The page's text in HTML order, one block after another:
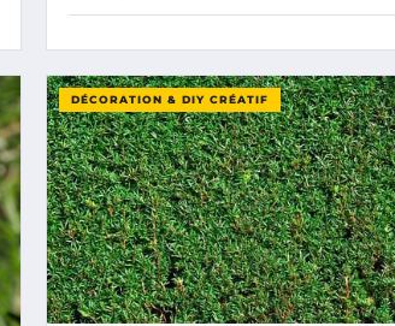
DÉCORATION & DIY CRÉATIF